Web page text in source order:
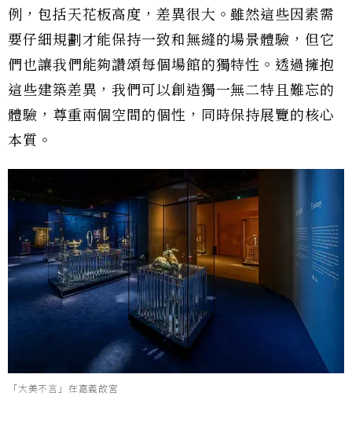
例，包括天花板高度，差異很大。雖然這些因素需
要仔細規劃才能保持一致和無縫的場景體驗，但它
們也讓我們能夠讚頌每個場館的獨特性。透過擁抱
這些建築差異，我們可以創造獨一無二特且難忘的
體驗，尊重兩個空間的個性，同時保持展覽的核心
本質。
「大美不言」在嘉義故宮